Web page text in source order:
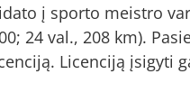
į sporto meistro
24 val., 208 km).
Licenciją įsigyti